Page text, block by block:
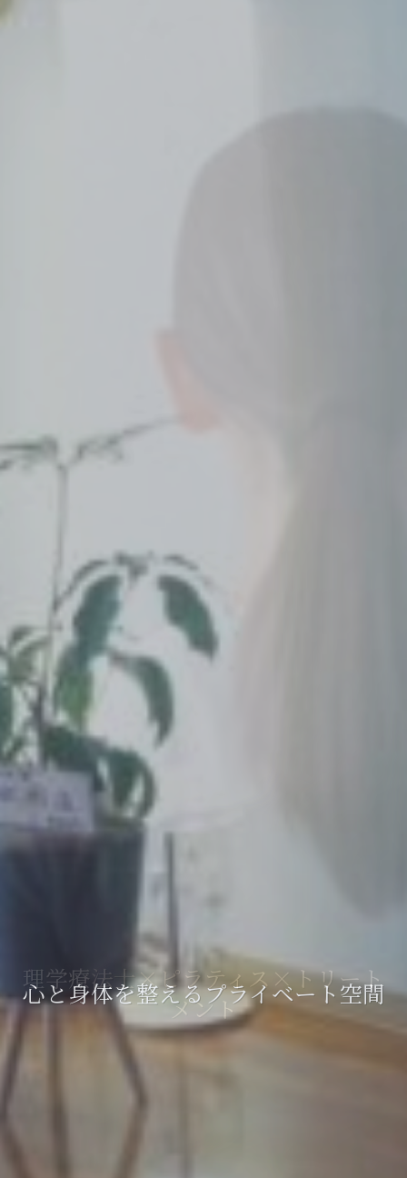
1人1人の身体に合わせてセッション
を。
理学療法士×ピラティス×トリート
メント
心と身体を整えるプライベート空間